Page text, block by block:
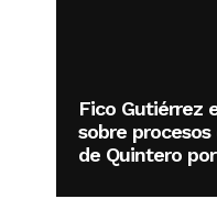
Fico Gutiérrez
sobre procesos
de Quintero